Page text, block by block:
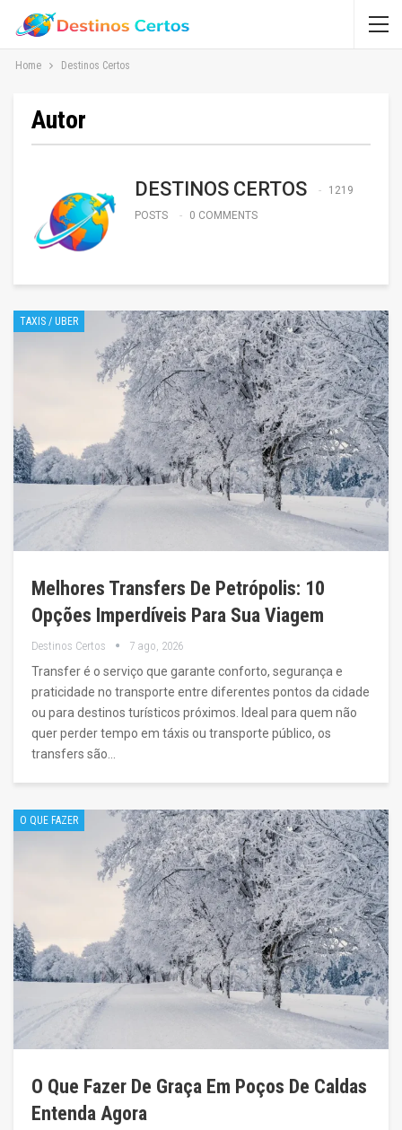
Home Destinos Certos
Autor
DESTINOS CERTOS
1219
POSTS
0 COMMENTS
TAXIS / UBER
Melhores Transfers De Petrópolis: 10
Opções Imperdíveis Para Sua Viagem
Destinos Certos 7 ago, 2026
Transfer é o serviço que garante conforto, segurança e
praticidade no transporte entre diferentes pontos da cidade
ou para destinos turísticos próximos. Ideal para quem não
quer perder tempo em táxis ou transporte público, os
transfers são…
O QUE FAZER
O Que Fazer De Graça Em Poços De Caldas
Entenda Agora